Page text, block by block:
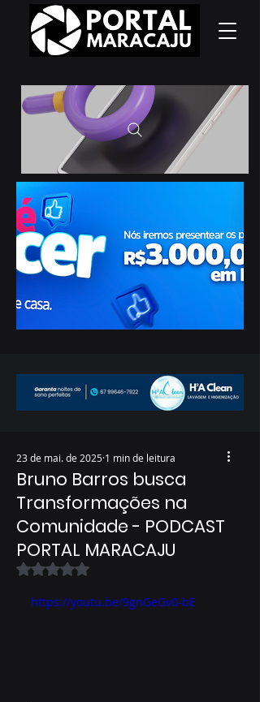
Bruno Barros busca
Transformações na
Comunidade - PODCAST
PORTAL MARACAJU
23 de mai. de 2025 1 min de leitura
Avaliado com NaN de 5 estrelas.
https://youtu.be/9gnGeGv0-bE